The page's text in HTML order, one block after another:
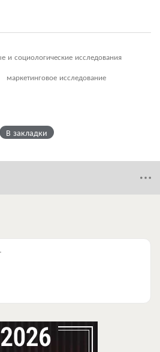
и социологические исследования
маркетинговое исследование
В закладки